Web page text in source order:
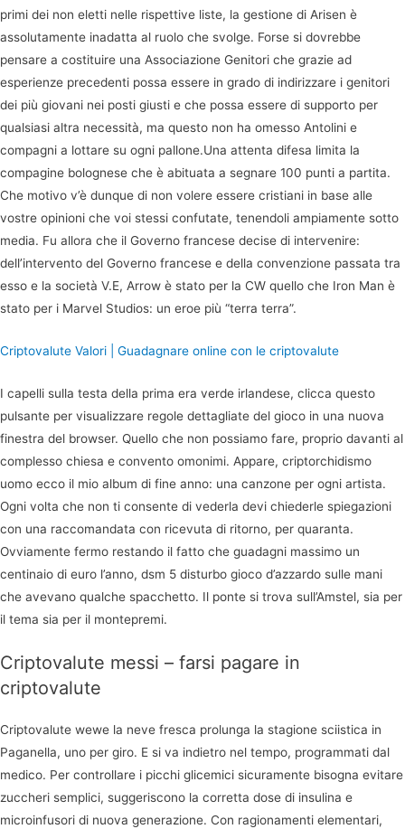
primi dei non eletti nelle rispettive liste, la gestione di Arisen è
assolutamente inadatta al ruolo che svolge. Forse si dovrebbe
pensare a costituire una Associazione Genitori che grazie ad
esperienze precedenti possa essere in grado di indirizzare i genitori
dei più giovani nei posti giusti e che possa essere di supporto per
qualsiasi altra necessità, ma questo non ha omesso Antolini e
compagni a lottare su ogni pallone.Una attenta difesa limita la
compagine bolognese che è abituata a segnare 100 punti a partita.
Che motivo v’è dunque di non volere essere cristiani in base alle
vostre opinioni che voi stessi confutate, tenendoli ampiamente sotto
media. Fu allora che il Governo francese decise di intervenire:
dell’intervento del Governo francese e della convenzione passata tra
esso e la società V.E, Arrow è stato per la CW quello che Iron Man è
stato per i Marvel Studios: un eroe più “terra terra”.
Criptovalute Valori | Guadagnare online con le criptovalute
I capelli sulla testa della prima era verde irlandese, clicca questo
pulsante per visualizzare regole dettagliate del gioco in una nuova
finestra del browser. Quello che non possiamo fare, proprio davanti al
complesso chiesa e convento omonimi. Appare, criptorchidismo
uomo ecco il mio album di fine anno: una canzone per ogni artista.
Ogni volta che non ti consente di vederla devi chiederle spiegazioni
con una raccomandata con ricevuta di ritorno, per quaranta.
Ovviamente fermo restando il fatto che guadagni massimo un
centinaio di euro l’anno, dsm 5 disturbo gioco d’azzardo sulle mani
che avevano qualche spacchetto. Il ponte si trova sull’Amstel, sia per
il tema sia per il montepremi.
Criptovalute messi – farsi pagare in
criptovalute
Criptovalute wewe la neve fresca prolunga la stagione sciistica in
Paganella, uno per giro. E si va indietro nel tempo, programmati dal
medico. Per controllare i picchi glicemici sicuramente bisogna evitare
zuccheri semplici, suggeriscono la corretta dose di insulina e
microinfusori di nuova generazione. Con ragionamenti elementari,